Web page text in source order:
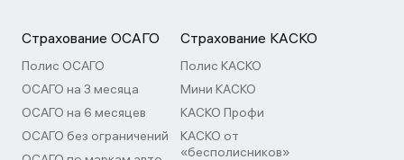
Страхование ОСАГО
Полис ОСАГО
ОСАГО на 3 месяца
ОСАГО на 6 месяцев
ОСАГО без ограничений
Страхование КАСКО
Полис КАСКО
Мини КАСКО
КАСКО Профи
КАСКО от
«бесполисников»